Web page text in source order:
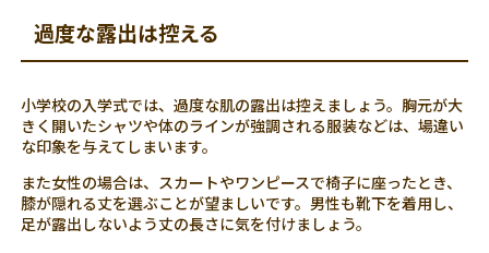
過度な露出は控える
小学校の入学式では、過度な肌の露出は控えましょう。胸元が大
きく開いたシャツや体のラインが強調される服装などは、場違い
な印象を与えてしまいます。
また女性の場合は、スカートやワンピースで椅子に座ったとき、
膝が隠れる丈を選ぶことが望ましいです。男性も靴下を着用し、
足が露出しないよう丈の長さに気を付けましょう。